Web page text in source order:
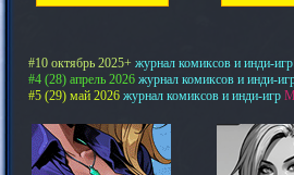
#10 октябрь 2025+ журнал комиксов и инди-игр
#4 (28) апрель 2026 журнал комиксов и инди-
#5 (29) май 2026 журнал комиксов и инди-игр